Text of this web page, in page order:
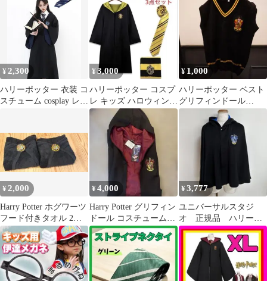
スファンタジー 魔法の
世界 ハロウィンコスプ
レ 子供 イベント 魔法
使いの外観 コミコン パ
ーティー 可愛いデザイ
ン 学園祭 文化祭 仮装
変装 halibote01
コの杖
¥ 2,300
ハリーポッター 衣装 コ
スチューム cosplay レイ
コスプレ服 文化祭 ハロ
ウイーン 子供から大人
までサイズがあり 変
装 仮装 ローブ ネクタ
イ、 2点セット クリス
マス コスプレ 男女共
用 青
¥ 3,000
ハリーポッター コスプ
レ キッズ ハロウィン
衣装 3点セット ユニ
バ 男女兼用
¥ 1,000
ハリーポッター ベスト
グリフィンドール
125cm
¥ 2,000
Harry Potter ホグワーツ
フード付きタオル 2枚
セット
¥4,000
Harry Potter グリフィン
ドール コスチューム
130
¥3,777
ユニバーサルスタジ
オ 正規品 ハリーポ
ッター レイブンクロー
コスプレ マント